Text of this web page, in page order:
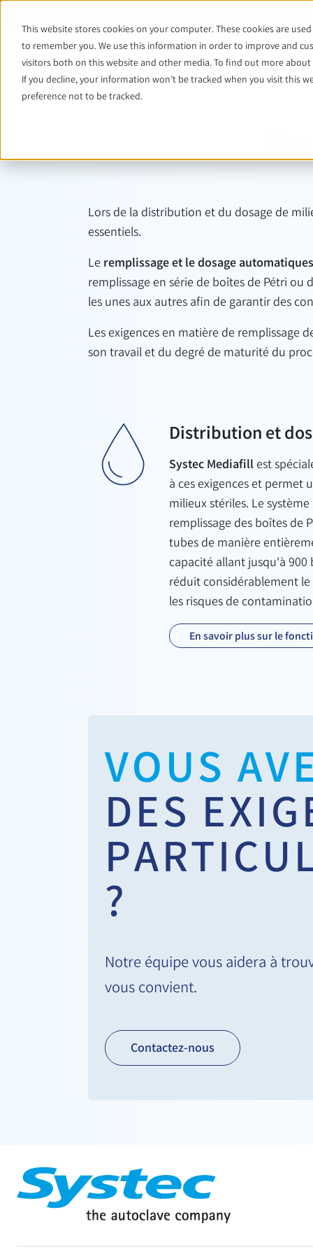
This website stores cookies on your computer. These cookies are
to remember you. We use this information in order to improve and
visitors both on this website and other media. To find out more about
If you decline, your information won’t be tracked when you visit this
preference not to be tracked.
Lors de la distribution et du dosage de
essentiels.
Leremplissage et le dosage automatiques
remplissage en série de boîtes de Pétri
les unes aux autres afin de garantir des
Les exigences en matière de
son travail et du degré de maturité du
Distribution et
Systec Mediafillest
à ces exigences et permet
milieux stériles. Le
remplissage des boîtes de
tubes de manière
capacité allant jusqu'à
réduit considérablement
les risques de
En savoir plus sur le
VOUS
DES
?
Notre équipe vous aidera à
vous convient.
Contactez-nous